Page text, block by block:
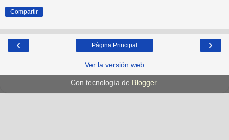
Compartir
‹ ›
Página Principal
Ver la versión web
Con tecnología de Blogger.